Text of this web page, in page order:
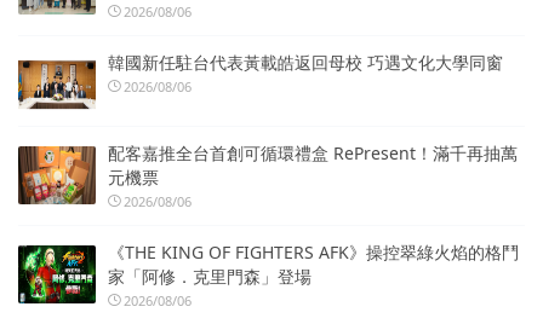
2026/08/06
韓國新任駐台代表黃載皓返回母校 巧遇文化大學同窗
2026/08/06
配客嘉推全台首創可循環禮盒 RePresent！滿千再抽萬
元機票
2026/08/06
《THE KING OF FIGHTERS AFK》操控翠綠火焰的格鬥
家「阿修．克里門森」登場
2026/08/06